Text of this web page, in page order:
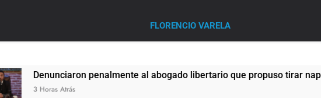
FLORENCIO VARELA
Denunciaron penalmente al abogado libertario que propuso tirar napalm
3 Horas Atrás